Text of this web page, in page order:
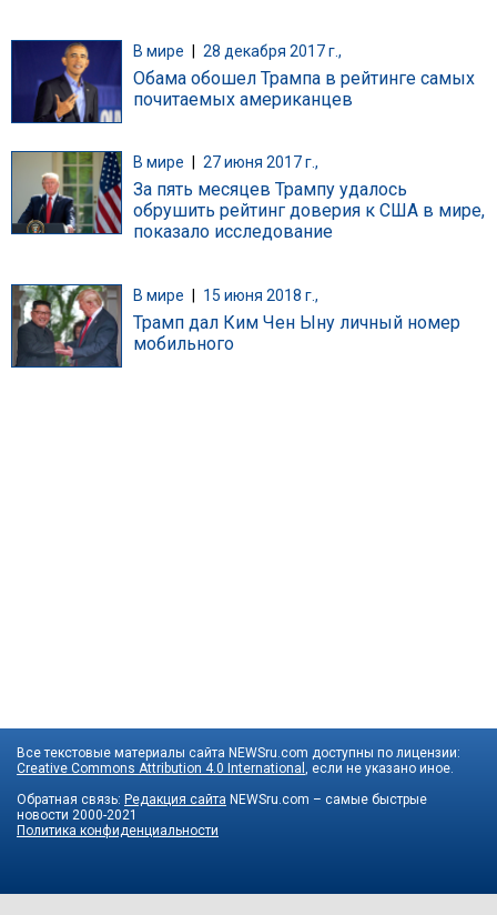
В мире 28 декабря 2017 г.,
Обама обошел Трампа в рейтинге самых
почитаемых американцев
В мире 27 июня 2017 г.,
За пять месяцев Трампу удалось
обрушить рейтинг доверия к США в мире,
показало исследование
В мире | 15 июня 2018 г.,
Трамп дал Ким Чен Ыну личный номер
мобильного
Все текстовые материалы сайта NEWSru.com доступны по лицензии:
Creative Commons Attribution 4.0 International , если не указано иное.
Обратная связь: Редакция сайта NEWSru.com – самые быстрые
новости 2000-2021
Политика конфиденциальности